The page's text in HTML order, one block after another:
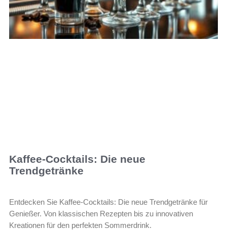
Kaffee-Cocktails: Die neue
Trendgetränke
Entdecken Sie Kaffee-Cocktails: Die neue Trendgetränke für
Genießer. Von klassischen Rezepten bis zu innovativen
Kreationen für den perfekten Sommerdrink.